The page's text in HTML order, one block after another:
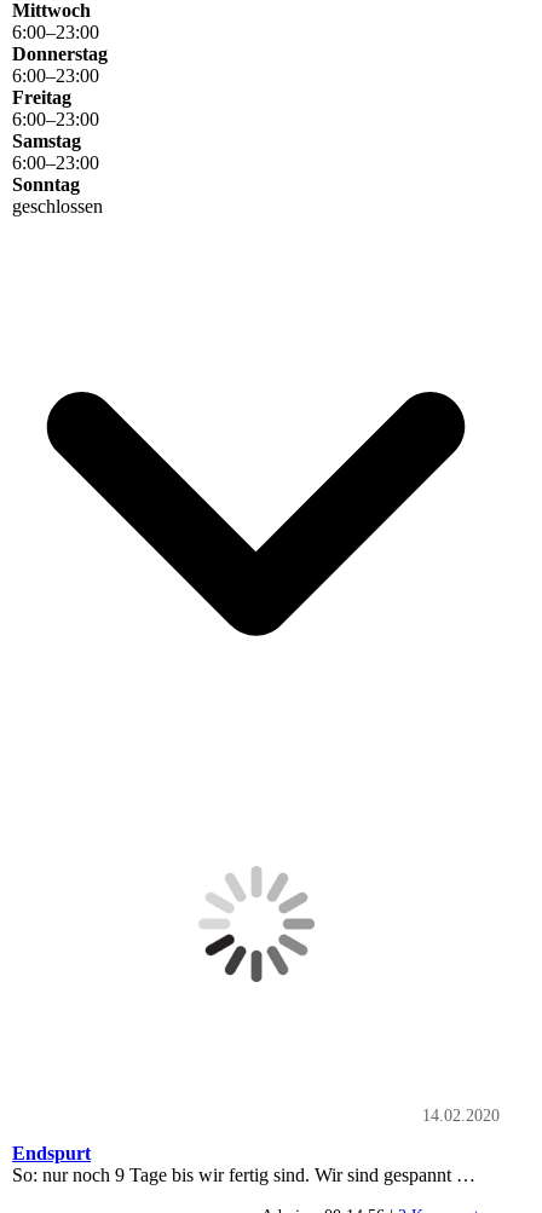
Mittwoch
6:00–23:00
Donnerstag
6:00–23:00
Freitag
6:00–23:00
Samstag
6:00–23:00
Sonntag
geschlossen
14.02.2020
Endspurt
So: nur noch 9 Tage bis wir fertig sind. Wir sind gespannt …